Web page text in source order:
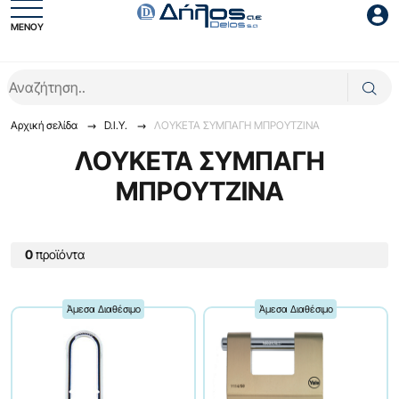
ΜΕΝΟΥ
Αρχική σελίδα D.I.Y. ΛΟΥΚΕΤΑ ΣΥΜΠΑΓΗ ΜΠΡΟΥΤΖΙΝΑ
ΛΟΥΚΕΤΑ ΣΥΜΠΑΓΗ
ΜΠΡΟΥΤΖΙΝΑ
0προϊόντα
Άμεσα Διαθέσιμο Άμεσα Διαθέσιμο